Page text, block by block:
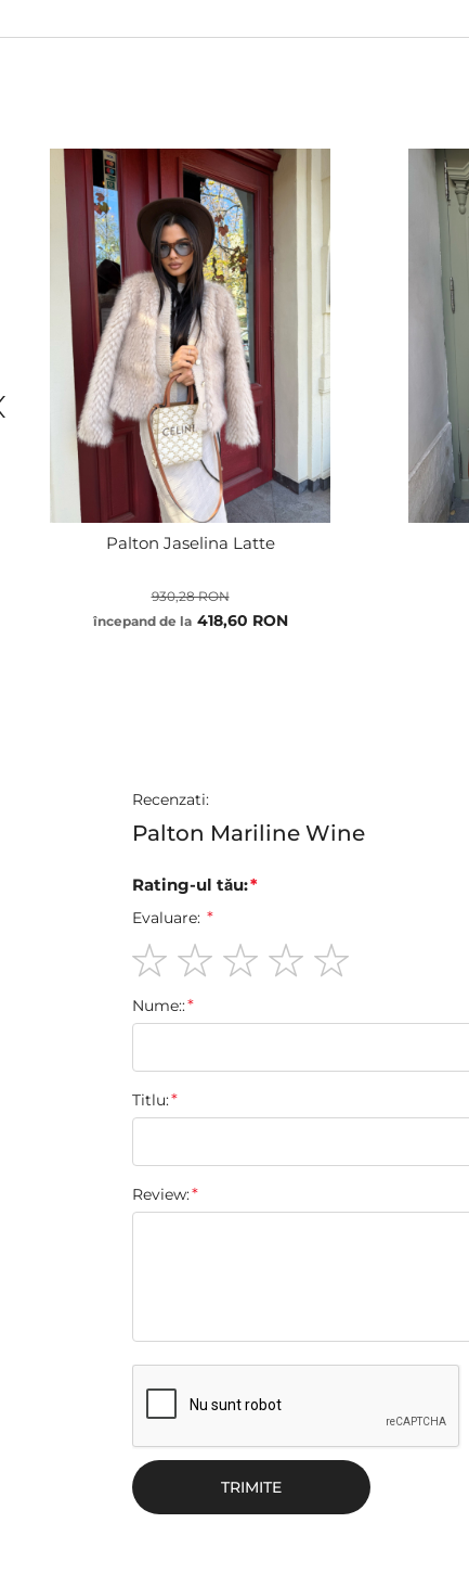
Palton Jaselina Latte
începand de la 418,60 RON
930,28 RON
Recenzati:
Palton Mariline Wine
Rating-ul tău:
Evaluare:
star
stars
stars
stars
stars
Nume::
Titlu:
Review:
TRIMITE